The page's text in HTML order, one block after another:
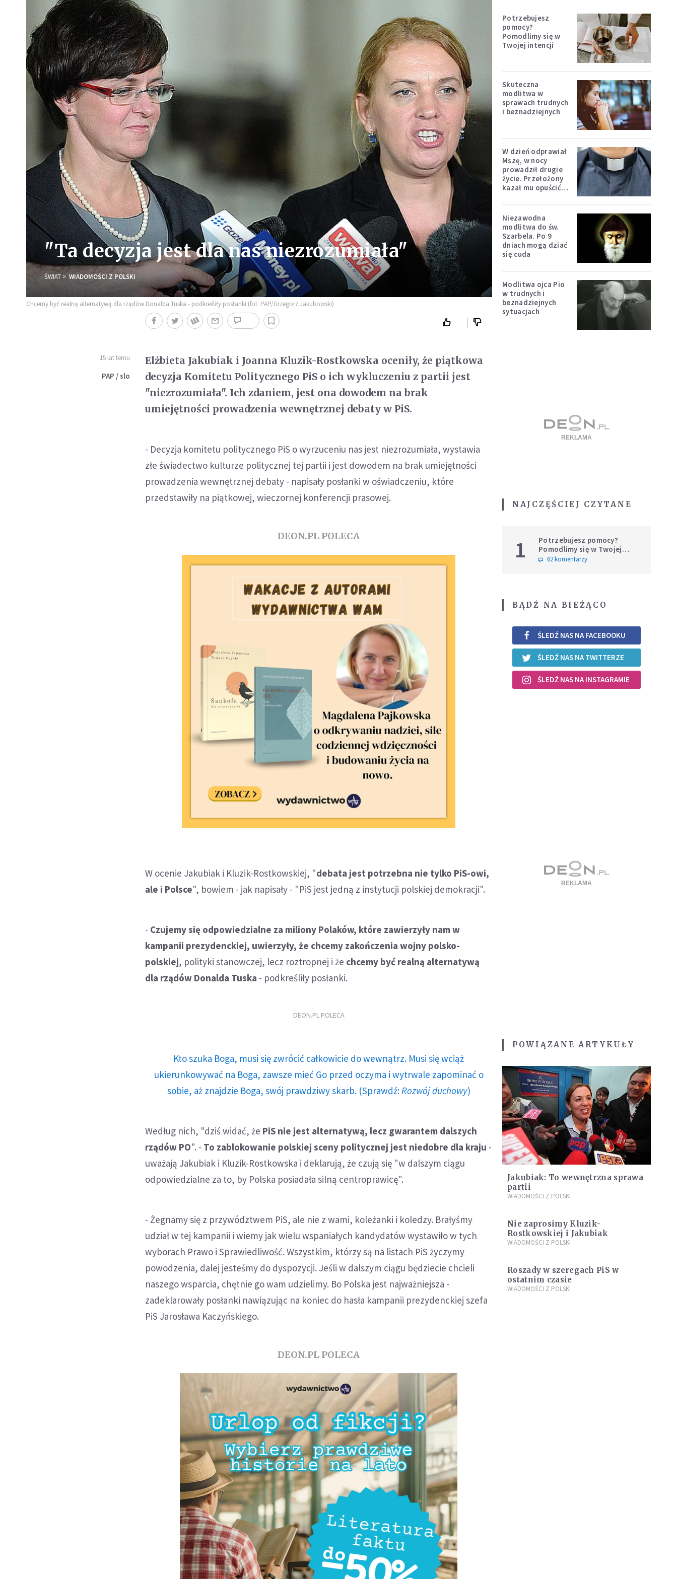
"Ta decyzja jest dla nas niezrozumiała"
ŚWIAT WIADOMOŚCI Z POLSKI
Chcemy być realną alternatywą dla rządów Donalda Tuska - podkreśliły posłanki (fot. PAP/Grzegorz Jakubowski)
15 lat temu
PAP / slo
Elżbieta Jakubiak i Joanna Kluzik-Rostkowska oceniły, że piątkowa
decyzja Komitetu Politycznego PiS o ich wykluczeniu z partii jest
"niezrozumiała". Ich zdaniem, jest ona dowodem na brak
umiejętności prowadzenia wewnętrznej debaty w PiS.
- Decyzja komitetu politycznego PiS o wyrzuceniu nas jest niezrozumiała, wystawia
złe świadectwo kulturze politycznej tej partii i jest dowodem na brak umiejętności
prowadzenia wewnętrznej debaty - napisały posłanki w oświadczeniu, które
przedstawiły na piątkowej, wieczornej konferencji prasowej.
DEON.PL POLECA
W ocenie Jakubiak i Kluzik-Rostkowskiej, "debata jest potrzebna nie tylko PiS-owi,
ale i Polsce", bowiem - jak napisały - "PiS jest jedną z instytucji polskiej demokracji".
- Czujemy się odpowiedzialne za miliony Polaków, które zawierzyły nam w
kampanii prezydenckiej, uwierzyły, że chcemy zakończenia wojny polsko-
polskiej, polityki stanowczej, lecz roztropnej i że chcemy być realną alternatywą
dla rządów Donalda Tuska - podkreśliły posłanki.
DEON.PL POLECA
Kto szuka Boga, musi się zwrócić całkowicie do wewnątrz. Musi się wciąż
ukierunkowywać na Boga, zawsze mieć Go przed oczyma i wytrwale zapominać o
sobie, aż znajdzie Boga, swój prawdziwy skarb. (Sprawdź: Rozwój duchowy)
Według nich, "dziś widać, że PiS nie jest alternatywą, lecz gwarantem dalszych
rządów PO". - To zablokowanie polskiej sceny politycznej jest niedobre dla kraju -
uważają Jakubiak i Kluzik-Rostkowska i deklarują, że czują się "w dalszym ciągu
odpowiedzialne za to, by Polska posiadała silną centroprawicę".
- Żegnamy się z przywództwem PiS, ale nie z wami, koleżanki i koledzy. Brałyśmy
udział w tej kampanii i wiemy jak wielu wspaniałych kandydatów wystawiło w tych
wyborach Prawo i Sprawiedliwość. Wszystkim, którzy są na listach PiS życzymy
powodzenia, dalej jesteśmy do dyspozycji. Jeśli w dalszym ciągu będziecie chcieli
naszego wsparcia, chętnie go wam udzielimy. Bo Polska jest najważniejsza -
zadeklarowały posłanki nawiązując na koniec do hasła kampanii prezydenckiej szefa
PiS Jarosława Kaczyńskiego.
DEON.PL POLECA
Potrzebujesz
pomocy?
Pomodlimy się w
Twojej intencji
Skuteczna
modlitwa w
sprawach trudnych
i beznadziejnych
W dzień odprawiał
Mszę, w nocy
prowadził drugie
życie. Przełożony
kazał mu opuścić
Niezawodna
modlitwa do św.
Szarbela. Po 9
dniach mogą dziać
się cuda
Modlitwa ojca Pio
w trudnych i
beznadziejnych
sytuacjach
NAJCZĘŚCIEJ CZYTANE
1
Potrzebujesz pomocy?
Pomodlimy się w Twojej
intencji
62 komentarzy
BĄDŹ NA BIEŻĄCO
ŚLEDŹ NAS NA FACEBOOKU
ŚLEDŹ NAS NA TWITTERZE
ŚLEDŹ NAS NA INSTAGRAMIE
POWIĄZANE ARTYKUŁY
Jakubiak: To wewnętrzna sprawa
partii
WIADOMOŚCI Z POLSKI
Nie zaprosimy Kluzik-
Rostkowskiej i Jakubiak
WIADOMOŚCI Z POLSKI
Roszady w szeregach PiS w
ostatnim czasie
WIADOMOŚCI Z POLSKI